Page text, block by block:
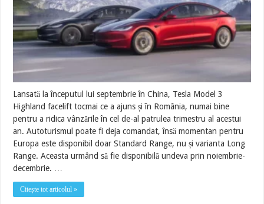
Lansată la începutul lui septembrie în China, Tesla Model 3
Highland facelift tocmai ce a ajuns și în România, numai bine
pentru a ridica vânzările în cel de-al patrulea trimestru al acestui
an. Autoturismul poate fi deja comandat, însă momentan pentru
Europa este disponibil doar Standard Range, nu și varianta Long
Range. Aceasta urmând să fie disponibilă undeva prin noiembrie-
decembrie. …
Citește tot articolul »